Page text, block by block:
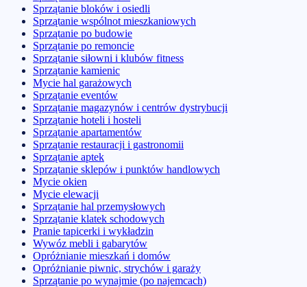
Sprzątanie bloków i osiedli
Sprzątanie wspólnot mieszkaniowych
Sprzątanie po budowie
Sprzątanie po remoncie
Sprzątanie siłowni i klubów fitness
Sprzątanie kamienic
Mycie hal garażowych
Sprzątanie eventów
Sprzątanie magazynów i centrów dystrybucji
Sprzątanie hoteli i hosteli
Sprzątanie apartamentów
Sprzątanie restauracji i gastronomii
Sprzątanie aptek
Sprzątanie sklepów i punktów handlowych
Mycie okien
Mycie elewacji
Sprzątanie hal przemysłowych
Sprzątanie klatek schodowych
Pranie tapicerki i wykładzin
Wywóz mebli i gabarytów
Opróżnianie mieszkań i domów
Opróżnianie piwnic, strychów i garaży
Sprzątanie po wynajmie (po najemcach)